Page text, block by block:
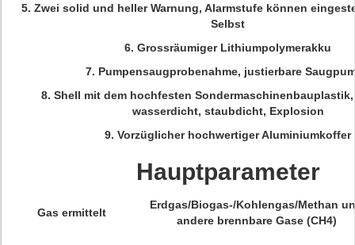
5. Zwei solid und heller Warnung, Alarmstufe können
Selbst
6. Grossräumiger Lithiumpolymerakku
7. Pumpensaugprobenahme, justierbare
8. Shell mit dem hochfesten
wasserdicht, staubdicht, Explosion
9. Vorzüglicher hochwertiger Aluminiumkoffer
Hauptparameter
Gas ermittelt
Erdgas/Biogas-/Kohlengas/Methan
andere brennbare Gase (CH4)